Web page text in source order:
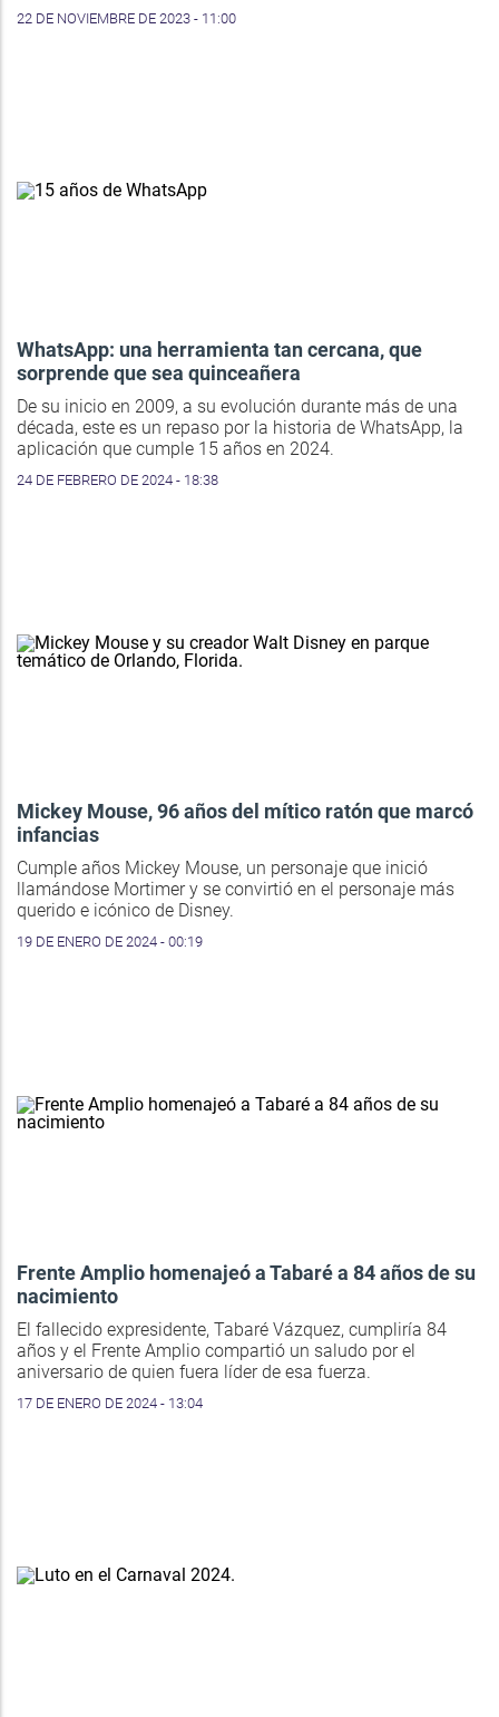
22 DE NOVIEMBRE DE 2023 - 11:00
WhatsApp: una herramienta tan cercana, que
sorprende que sea quinceañera
De su inicio en 2009, a su evolución durante más de una
década, este es un repaso por la historia de WhatsApp, la
aplicación que cumple 15 años en 2024.
24 DE FEBRERO DE 2024 - 18:38
Mickey Mouse, 96 años del mítico ratón que marcó
infancias
Cumple años Mickey Mouse, un personaje que inició
llamándose Mortimer y se convirtió en el personaje más
querido e icónico de Disney.
19 DE ENERO DE 2024 - 00:19
Frente Amplio homenajeó a Tabaré a 84 años de su
nacimiento
El fallecido expresidente, Tabaré Vázquez, cumpliría 84
años y el Frente Amplio compartió un saludo por el
aniversario de quien fuera líder de esa fuerza.
17 DE ENERO DE 2024 - 13:04